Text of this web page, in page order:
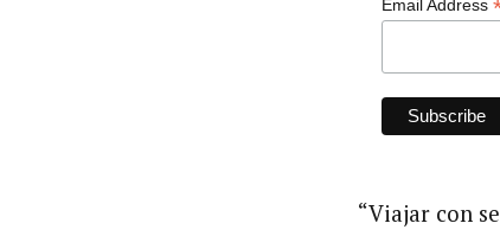
Email Address
“Viajar con